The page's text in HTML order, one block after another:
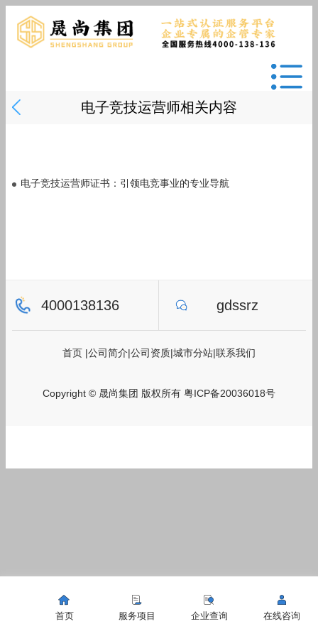
电子竞技运营师相关内容
电子竞技运营师证书：引领电竞事业的专业导航
4000138136 gdssrz
首页 |公司简介|公司资质|城市分站|联系我们
Copyright © 晟尚集团 版权所有 粤ICP备20036018号
首页 服务项目 企业查询 在线咨询